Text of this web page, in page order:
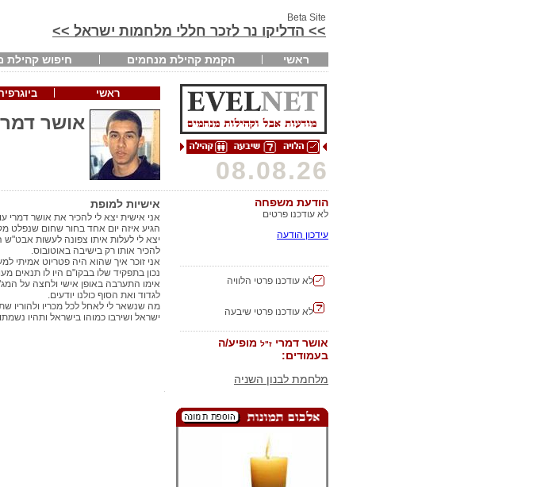
Beta Site
>> הדליקו נר לזכר חללי מלחמות ישראל >>
ראשי הקמת קהילת מנחמים חיפוש קהילת
ראשי
אושר
08.08.26
אישיות למופת
אני אישית יצא לי להכיר את אושר דמרי
הגיע איזה יום אחד בחור שחום שנפלט
יצא לי לעלות איתו צפונה לעשות אבט"ש
להכיר אותו רק בישיבה באוטובוס.
אני זוכר איך שהוא היה פטריוט אמיתי
נכון בתפקיד שלו בבקו"ם היו לו תנאים
אימו התערבה באופן אישי ולחצה על
לגדוד ואת הסוף כולנו יודעים.
מה שנשאר לי לאחל לכל מכריו ולהוריו
ישראל ושירבו כמוהו בישראל ותהיו
הודעת משפחה
לא עודכנו פרטים
עידכון הודעה
לא עודכנו פרטי הלוויה
לא עודכנו פרטי שיבעה
אושר דמרי ז"ל מופיע/ה
בעמודים:
מלחמת לבנון השניה